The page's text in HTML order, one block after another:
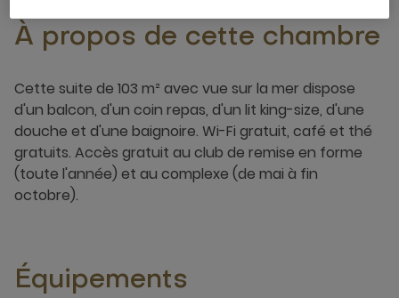
À propos de cette chambre
Cette suite de 103 m² avec vue sur la mer dispose
d'un balcon, d'un coin repas, d'un lit king-size, d'une
douche et d'une baignoire. Wi-Fi gratuit, café et thé
gratuits. Accès gratuit au club de remise en forme
(toute l'année) et au complexe (de mai à fin
octobre).
Équipements